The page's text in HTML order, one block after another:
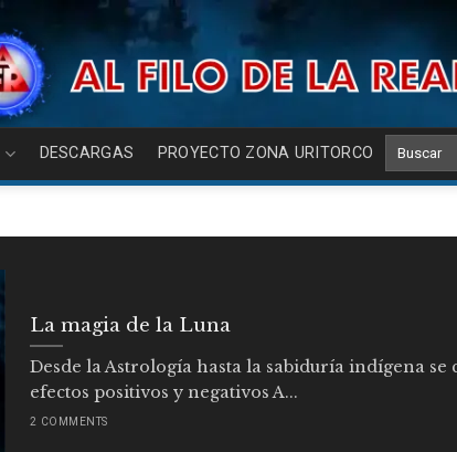
DESCARGAS PROYECTO ZONA URITORCO
La magia de la Luna
Desde la Astrología hasta la sabiduría indígena se
efectos positivos y negativos A...
2 COMMENTS